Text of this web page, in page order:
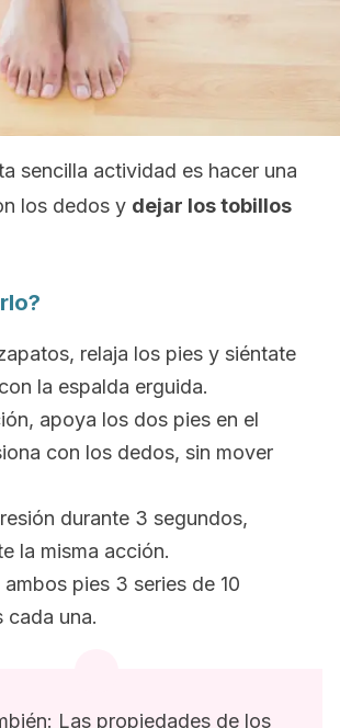
sencilla actividad es hacer una
los dedos y dejar los tobillos
relaja los pies y siéntate
la espalda erguida.
apoya los dos pies en el
con los dedos, sin mover
durante 3 segundos,
la misma acción.
pies 3 series de 10
cada una.
Las propiedades de los